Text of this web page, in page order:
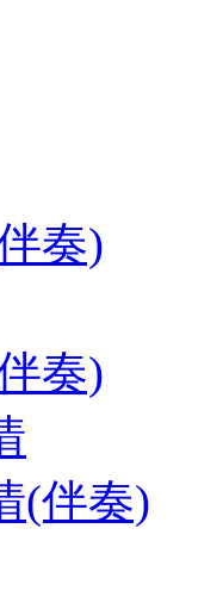
奏)
奏)
(伴奏)